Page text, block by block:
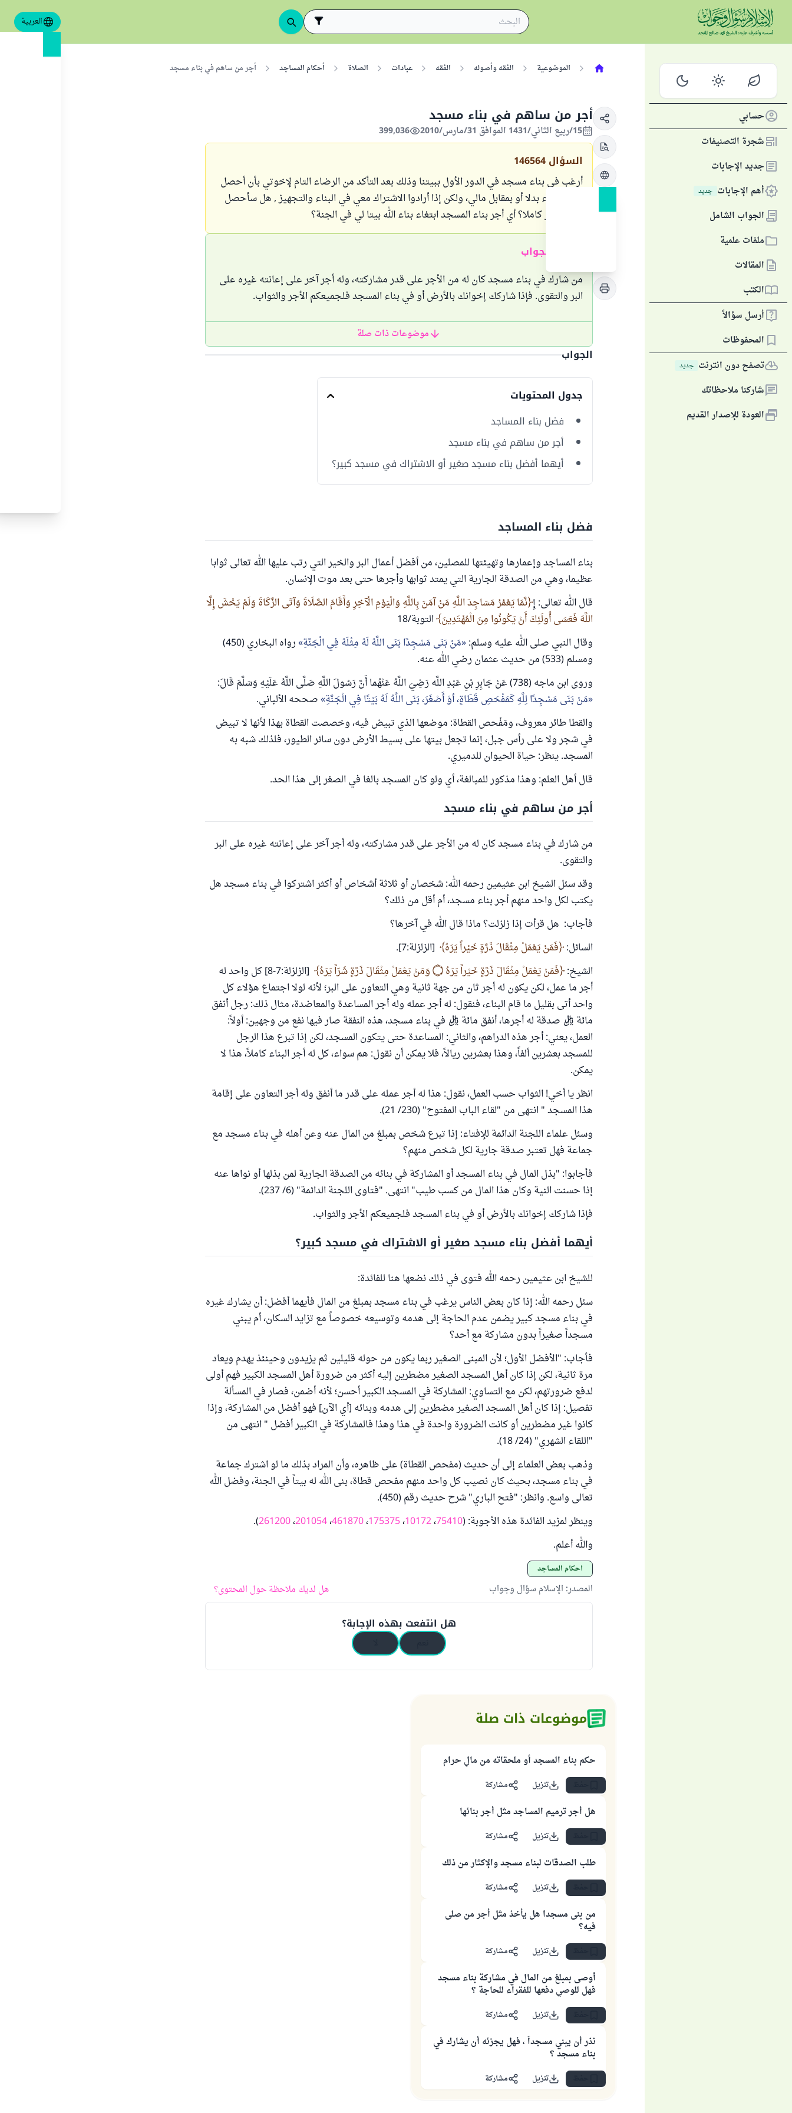
العربية
حسابي
شجرة التصنيفات
جديد الإجابات
أهم الإجابات جديد
الجواب الشامل
ملفات علمية
المقالات
الكتب
أرسل سؤالاً
المحفوظات
تصفح دون انترنت جديد
شاركنا ملاحظاتك
العودة للإصدار القديم
الموضوعية الفقه وأصوله الفقه عبادات الصلاة أحكام المساجد أجر من ساهم في بناء مسجد
أجر من ساهم في بناء مسجد
15/ربيع الثاني/1431 الموافق 31/مارس/2010 399,036
السؤال 146564
أرغب في بناء مسجد في الدور الأول ببيتنا وذلك بعد التأكد من الرضاء التام لإخوتي بأن أحصل
عليه سواء بدلا أو بمقابل مالي، ولكن إذا أرادوا الاشتراك معي في البناء والتجهيز , هل سأحصل
على الأجر كاملا؟ أي أجر بناء المسجد ابتغاء بناء الله بيتا لي في الجنة؟
ملخص الجواب
من شارك في بناء مسجد كان له من الأجر على قدر مشاركته، وله أجر آخر على إعانته غيره على
البر والتقوى. فإذا شاركك إخوانك بالأرض أو في بناء المسجد فلجميعكم الأجر والثواب.
موضوعات ذات صلة
الجواب
جدول المحتويات
فضل بناء المساجد
أجر من ساهم في بناء مسجد
أيهما أفضل بناء مسجد صغير أو الاشتراك في مسجد كبير؟
فضل بناء المساجد
بناء المساجد وإعمارها وتهيئتها للمصلين، من أفضل أعمال البر والخير التي رتب عليها الله تعالى ثوابا
عظيما، وهي من الصدقة الجارية التي يمتد ثوابها وأجرها حتى بعد موت الإنسان.
قال الله تعالى: إِ نَّمَا يَعْمُرُ مَسَاجِدَ اللَّهِ مَنْ آمَنَ بِاللَّهِ وَالْيَوْمِ الْآخِرِ وَأَقَامَ الصَّلَاةَ وَآتَى الزَّكَاةَ وَلَمْ يَخْشَ إِلَّا
اللَّهَ فَعَسَى أُولَئِكَ أَنْ يَكُونُوا مِنَ الْمُهْتَدِينَ التوبة/18
وقال النبي صلى الله عليه وسلم: مَنْ بَنَى مَسْجِدًا بَنَى اللَّهُ لَهُ مِثْلَهُ فِي الْجَنَّةِ
رواه البخاري (450)
ومسلم (533) من حديث عثمان رضي الله عنه.
وروى ابن ماجه (738) عَنْ جَابِرِ بْنِ عَبْدِ اللَّه رَضِيَ اللَّهُ عَنْهُما أَنَّ رَسُولَ اللَّهِ صَلَّى اللَّهُ عَلَيْهِ وَسَلَّمَ قَالَ:
مَنْ بَنَى مَسْجِدًا لِلَّهِ كَمَفْحَصِ قَطَاةٍ، أوْ أَصْغَرَ، بَنَى اللَّهُ لَهُ بَيْتًا فِي الْجَنَّةِ صححه الألباني.
والقطا طائر معروف، ومَفْحص القطاة: موضعها الذي تبيض فيه، وخصصت القطاة بهذا لأنها لا تبيض
في شجر ولا على رأس جبل، إنما تجعل بيتها على بسيط الأرض دون سائر الطيور، فلذلك شبه به
المسجد. ينظر: حياة الحيوان للدميري.
قال أهل العلم: وهذا مذكور للمبالغة، أي ولو كان المسجد بالغا في الصغر إلى هذا الحد.
أجر من ساهم في بناء مسجد
من شارك في بناء مسجد كان له من الأجر على قدر مشاركته، وله أجر آخر على إعانته غيره على البر
والتقوى.
وقد سئل الشيخ ابن عثيمين رحمه الله: شخصان أو ثلاثة أشخاص أو أكثر اشتركوا في بناء مسجد هل
يكتب لكل واحد منهم أجر بناء مسجد، أم أقل من ذلك؟
فأجاب: هل قرأت إذا زلزلت؟ ماذا قال الله في آخرها؟
السائل: فَمَنْ يَعْمَلْ مِثْقَالَ ذَرَّةٍ خَيْراً يَرَهُ
[الزلزلة:7].
الشيخ: فَمَنْ يَعْمَلْ مِثْقَالَ ذَرَّةٍ خَيْراً يَرَهُ ۝ وَمَنْ يَعْمَلْ مِثْقَالَ ذَرَّةٍ شَرّاً يَرَهُ
[الزلزلة:7-8] كل واحد له
أجر ما عمل، لكن يكون له أجر ثان من جهة ثانية وهي التعاون على البر؛ لأنه لولا اجتماع هؤلاء كل
واحد أتى بقليل ما قام البناء، فنقول: له أجر عمله وله أجر المساعدة والمعاضدة، مثال ذلك: رجل أنفق
مائة ريال صدقة له أجرها، أنفق مائة ريال في بناء مسجد، هذه النفقة صار فيها نفع من وجهين: أولاً:
العمل، يعني: أجر هذه الدراهم، والثاني: المساعدة حتى يتكون المسجد، لكن إذا تبرع هذا الرجل
للمسجد بعشرين ألفاً، وهذا بعشرين ريالاً، فلا يمكن أن نقول: هم سواء، كل له أجر البناء كاملاً، هذا لا
يمكن.
انظر يا أخي! الثواب حسب العمل، نقول: هذا له أجر عمله على قدر ما أنفق وله أجر التعاون على إقامة
هذا المسجد " انتهى من "لقاء الباب المفتوح" (230/ 21).
وسئل علماء اللجنة الدائمة للإفتاء: إذا تبرع شخص بمبلغ من المال عنه وعن أهله في بناء مسجد مع
جماعة فهل تعتبر صدقة جارية لكل شخص منهم؟
فأجابوا: "بذل المال في بناء المسجد أو المشاركة في بنائه من الصدقة الجارية لمن بذلها أو نواها عنه
إذا حسنت النية وكان هذا المال من كسب طيب" انتهى. "فتاوى اللجنة الدائمة" (6/ 237).
فإذا شاركك إخوانك بالأرض أو في بناء المسجد فلجميعكم الأجر والثواب.
أيهما أفضل بناء مسجد صغير أو الاشتراك في مسجد كبير؟
للشيخ ابن عثيمين رحمه الله فتوى في ذلك نضعها هنا للفائدة:
سئل رحمه الله: إذا كان بعض الناس يرغب في بناء مسجد بمبلغ من المال فأيهما أفضل: أن يشارك غيره
في بناء مسجد كبير يضمن عدم الحاجة إلى هدمه وتوسيعه خصوصاً مع تزايد السكان، أم يبني
مسجداً صغيراً بدون مشاركة مع أحد؟
فأجاب: "الأفضل الأول؛ لأن المبنى الصغير ربما يكون من حوله قليلين ثم يزيدون وحينئذ يهدم ويعاد
مرة ثانية، لكن إذا كان أهل المسجد الصغير مضطرين إليه أكثر من ضرورة أهل المسجد الكبير فهم أولى
لدفع ضرورتهم، لكن مع التساوي: المشاركة في المسجد الكبير أحسن؛ لأنه أضمن، فصار في المسألة
تفصيل: إذا كان أهل المسجد الصغير مضطرين إلى هدمه وبنائه [أي الآن] فهو أفضل من المشاركة، وإذا
كانوا غير مضطرين أو كانت الضرورة واحدة في هذا وهذا فالمشاركة في الكبير أفضل " انتهى من
"اللقاء الشهري" (24/ 18).
وذهب بعض العلماء إلى أن حديث (مفحص القطاة) على ظاهره، وأن المراد بذلك ما لو اشترك جماعة
في بناء مسجد، بحيث كان نصيب كل واحد منهم مفحص قطاة، بنى الله له بيتاً في الجنة، وفضل الله
تعالى واسع. وانظر: "فتح الباري" شرح حديث رقم (450).
وينظر لمزيد الفائدة هذه الأجوبة: (75410،10172،175375،461870،201054،261200
).
والله أعلم.
أحكام المساجد
المصدر: الإسلام سؤال وجواب هل لديك ملاحظة حول المحتوى؟
هل انتفعت بهذه الإجابة؟
موضوعات ذات صلة
حكم بناء المسجد أو ملحقاته من مالٍ حرام
تنزيل مشاركة
هل أجر ترميم المساجد مثل أجر بنائها
تنزيل مشاركة
طلب الصدقات لبناء مسجد والإكثار من ذلك
تنزيل مشاركة
من بنى مسجدا هل يأخذ مثل أجر من صلى
فيه؟
تنزيل مشاركة
أوصى بمبلغ من المال في مشاركة بناء مسجد
فهل للوصي دفعها للفقراء للحاجة ؟
تنزيل مشاركة
نذر أن يبني مسجداً ، فهل يجزئه أن يشارك في
بناء مسجد ؟
تنزيل مشاركة